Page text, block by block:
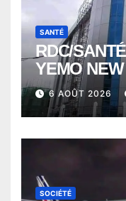
SANTÉ
RDC/
YEMO
PERD LE
6 AOÛT 2026
SOCIÉTÉ